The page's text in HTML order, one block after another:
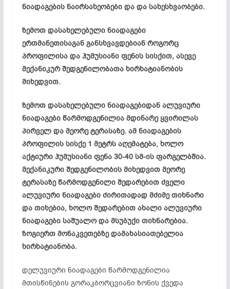
ნიადაგების ნაირსახეობები და და სახესხვაობები.
ზემოთ დასახელებული ნიადაგები
ერთმანეთისაგან განსხვავდებიან როგორც
პროფილისა და ჰუმუსიანი ფენის სისქით, ასევე
მექანიკურ შედგენილობათა ხირხატიანობის
მიხედვით.
ზემოთ დასახელებული ნიადაგებიდან ალუვიური
ნიადაგები წარმოდგენილია მდინარე ყვირილას
პირველ და მეორე ტერასაზე. ამ ნიადაგების
პროფილის სისქე 1 მეტრს აღემატება, ხოლო
აქტიური ჰუმუსიანი ფენა 30-40 სმ-ის ფარგელბშია.
მექანიკური შედგენილობის მიხედვით მეორე
ტერასაზე წარმოდგენილი შედარებით ძველი
ალუვიური ნიადაგები ძირითადად მძიმე თიხნარი
და თიხებია, ხოლო შედარებით ახალი ალუვიური
ნიადაგები საშუალო და მსუბუქი თიხნარებია.
ზოგიერთ მონაკვეთებზე დამახასიათებელია
ხირხატიანობა.
დელუვიური ნიადაგები წარმოდგენილია
მთისწინების გორაკბორცვიანი ზონის ქვედა